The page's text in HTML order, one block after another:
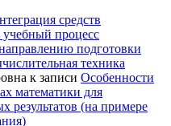
средств
учебный процесс
подготовки
техника
к записи Особенности
математики для
результатов (на примере